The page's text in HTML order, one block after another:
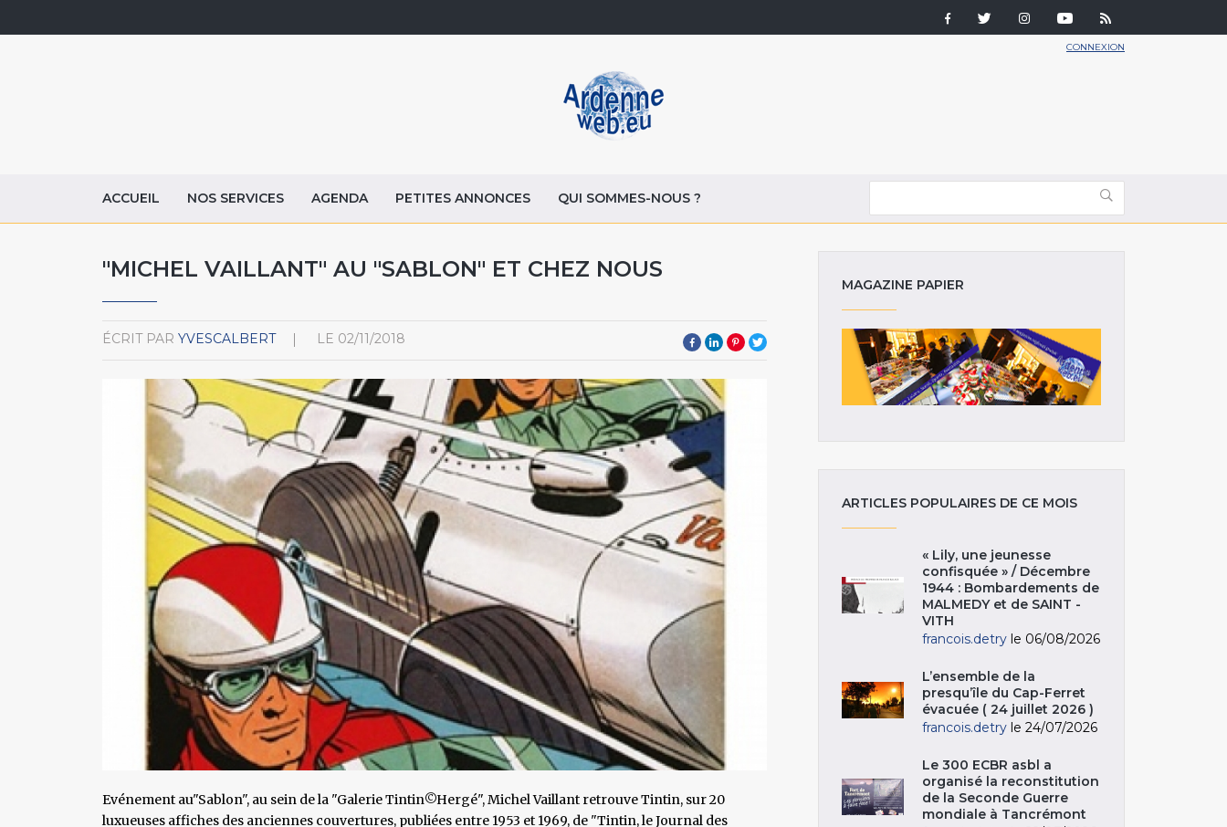
CONNEXION
ACCUEIL NOS SERVICES AGENDA PETITES ANNONCES QUI SOMMES-NOUS ?
"MICHEL VAILLANT" AU "SABLON" ET CHEZ NOUS
ÉCRIT PAR YVESCALBERT LE 02/11/2018
Evénement au"Sablon", au sein de la "Galerie Tintin©Hergé", Michel Vaillant retrouve Tintin, sur 20
luxueuses affiches des anciennes couvertures, publiées entre 1953 et 1969, de "Tintin, le Journal des
MAGAZINE PAPIER
ARTICLES POPULAIRES DE CE MOIS
« Lily, une jeunesse
confisquée » / Décembre
1944 : Bombardements de
MALMEDY et de SAINT -
VITH
francois.detry le 06/08/2026
L’ensemble de la
presqu’île du Cap-Ferret
évacuée ( 24 juillet 2026 )
francois.detry le 24/07/2026
Le 300 ECBR asbl a
organisé la reconstitution
de la Seconde Guerre
mondiale à Tancrémont